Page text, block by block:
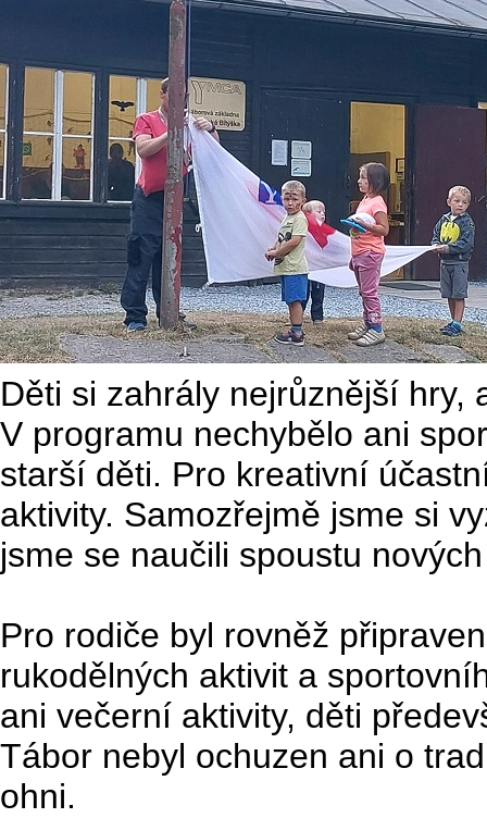
Děti si zahrály nejrůznější hry,
V programu nechybělo ani
starší děti. Pro kreativní
aktivity. Samozřejmě jsme si
jsme se naučili spoustu
Pro rodiče byl rovněž
rukodělných aktivit a
ani večerní aktivity, děti
Tábor nebyl ochuzen ani o
ohni.